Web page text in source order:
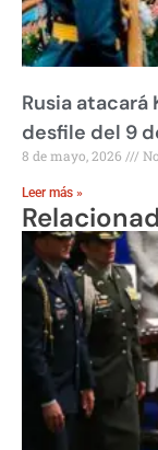
Rusia
desfile del 9
8 de mayo, 2026
Leer más »